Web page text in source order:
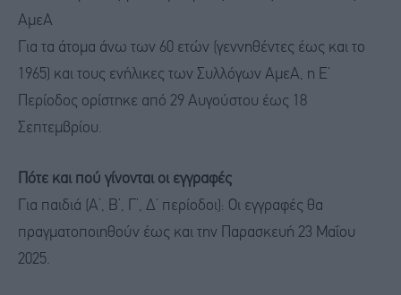
ΑμεΑ
Για τα άτομα άνω των 60 ετών (γεννηθέντες έως και το
1965) και τους ενήλικες των Συλλόγων ΑμεΑ, η Ε’
Περίοδος ορίστηκε από 29 Αυγούστου έως 18
Σεπτεμβρίου.
Πότε και πού γίνονται οι εγγραφές
Για παιδιά (Α’, Β’, Γ’, Δ’ περίοδοι): Οι εγγραφές θα
πραγματοποιηθούν έως και την Παρασκευή 23 Μαΐου
2025.